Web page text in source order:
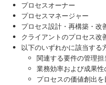
プロセスオーナー
プロセスマネージャー
プロセス設計・再構築・改
クライアントのプロセス改
以下のいずれかに該当する
関連する要件の管理担
業務効率および成果
プロセスの価値創出